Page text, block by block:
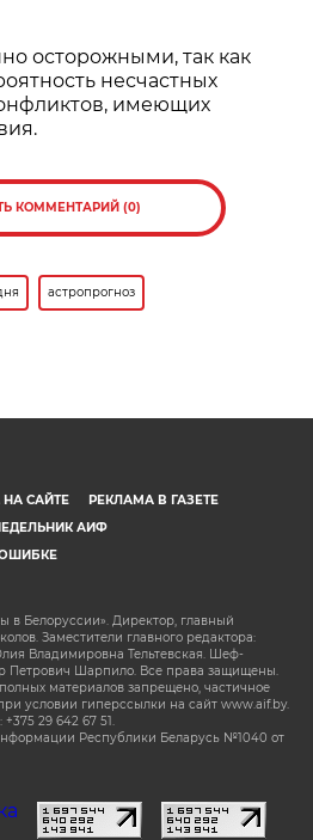
осторожными, так как
несчастных
имеющих
КОММЕНТАРИЙ (0)
астропрогноз
САЙТЕ
РЕКЛАМА В ГАЗЕТЕ
АИФ
Белоруссии». Директор, главный
Заместители главного редактора:
Владимировна Тельтевская. Шеф-
Петрович Шарпило. Все права защищены.
материалов запрещено, частичное
условии гиперссылки на сайт www.aif.by.
29 642 67 51.
Республики Беларусь №1040 от